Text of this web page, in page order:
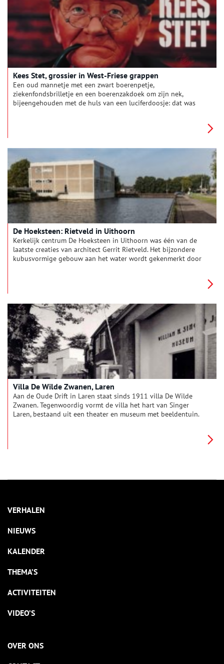
Kees Stet, grossier in West-Friese grappen
Een oud mannetje met een zwart boerenpetje,
ziekenfondsbrilletje en een boerenzakdoek om zijn nek,
bijeengehouden met de huls van een luciferdoosje: dat was
De Hoeksteen: Rietveld in Uithoorn
Kerkelijk centrum De Hoeksteen in Uithoorn was één van de
laatste creaties van architect Gerrit Rietveld. Het bijzondere
kubusvormige gebouw aan het water wordt gekenmerkt door
Villa De Wilde Zwanen, Laren
Aan de Oude Drift in Laren staat sinds 1911 villa De Wilde
Zwanen. Tegenwoordig vormt de villa het hart van Singer
Laren, bestaand uit een theater en museum met beeldentuin.
Hamdorff, dat een belangrijke rol in het artistieke leven in
VERHALEN
NIEUWS
KALENDER
THEMA’S
ACTIVITEITEN
VIDEO’S
OVER ONS